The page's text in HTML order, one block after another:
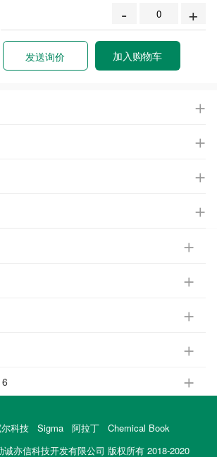
- +
加入购物车
发送询价
科技 Sigma 阿拉丁
Chemical Book
亦信科技开发有限公司 版权所有 2018-2020